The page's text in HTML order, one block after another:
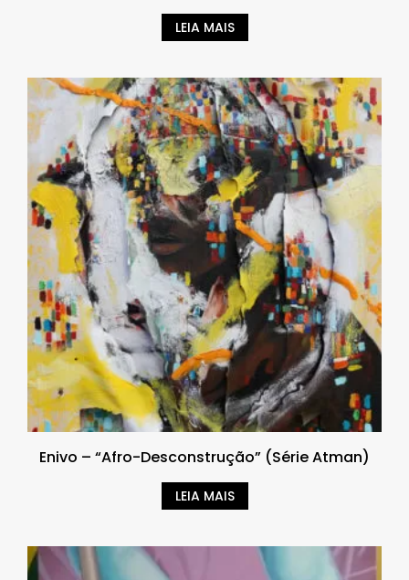
LEIA MAIS
Enivo – “Afro-Desconstrução” (Série Atman)
LEIA MAIS